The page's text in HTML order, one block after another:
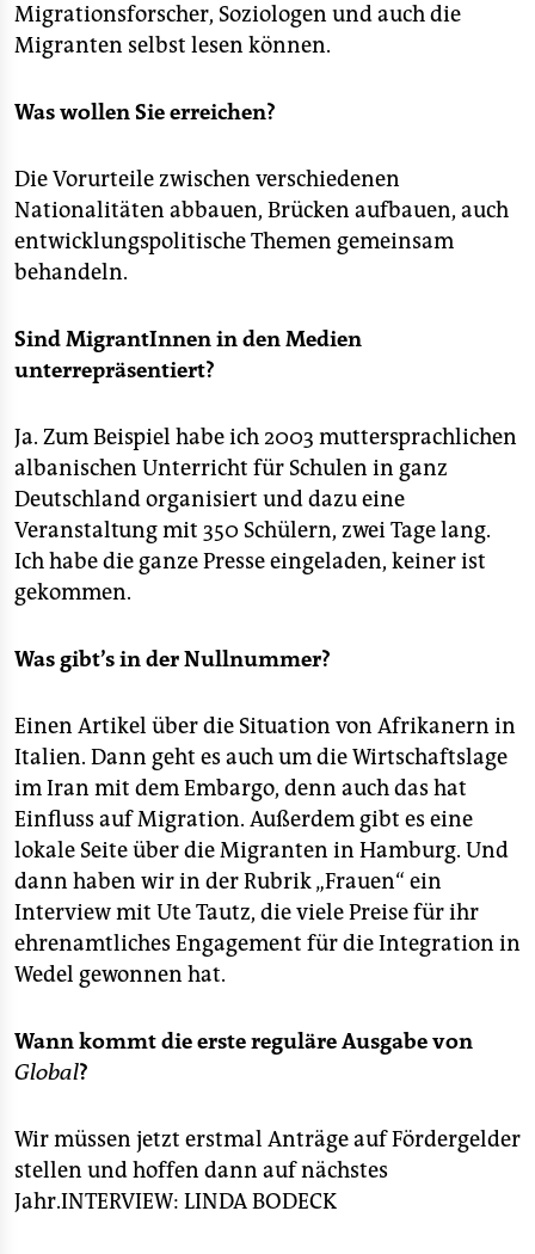
genossenschaft
Migrationsforscher, Soziologen und auch die
Migranten selbst lesen können.
Was wollen Sie erreichen?
Die Vorurteile zwischen verschiedenen
Nationalitäten abbauen, Brücken aufbauen, auch
entwicklungspolitische Themen gemeinsam
behandeln.
Sind MigrantInnen in den Medien
unterrepräsentiert?
Ja. Zum Beispiel habe ich 2003 muttersprachlichen
albanischen Unterricht für Schulen in ganz
Deutschland organisiert und dazu eine
Veranstaltung mit 350 Schülern, zwei Tage lang.
Ich habe die ganze Presse eingeladen, keiner ist
gekommen.
Was gibt’s in der Nullnummer?
Einen Artikel über die Situation von Afrikanern in
Italien. Dann geht es auch um die Wirtschaftslage
im Iran mit dem Embargo, denn auch das hat
Einfluss auf Migration. Außerdem gibt es eine
lokale Seite über die Migranten in Hamburg. Und
dann haben wir in der Rubrik „Frauen“ ein
Interview mit Ute Tautz, die viele Preise für ihr
ehrenamtliches Engagement für die Integration in
Wedel gewonnen hat.
Wann kommt die erste reguläre Ausgabe von
Global?
Wir müssen jetzt erstmal Anträge auf Fördergelder
stellen und hoffen dann auf nächstes
Jahr.INTERVIEW: LINDA BODECK